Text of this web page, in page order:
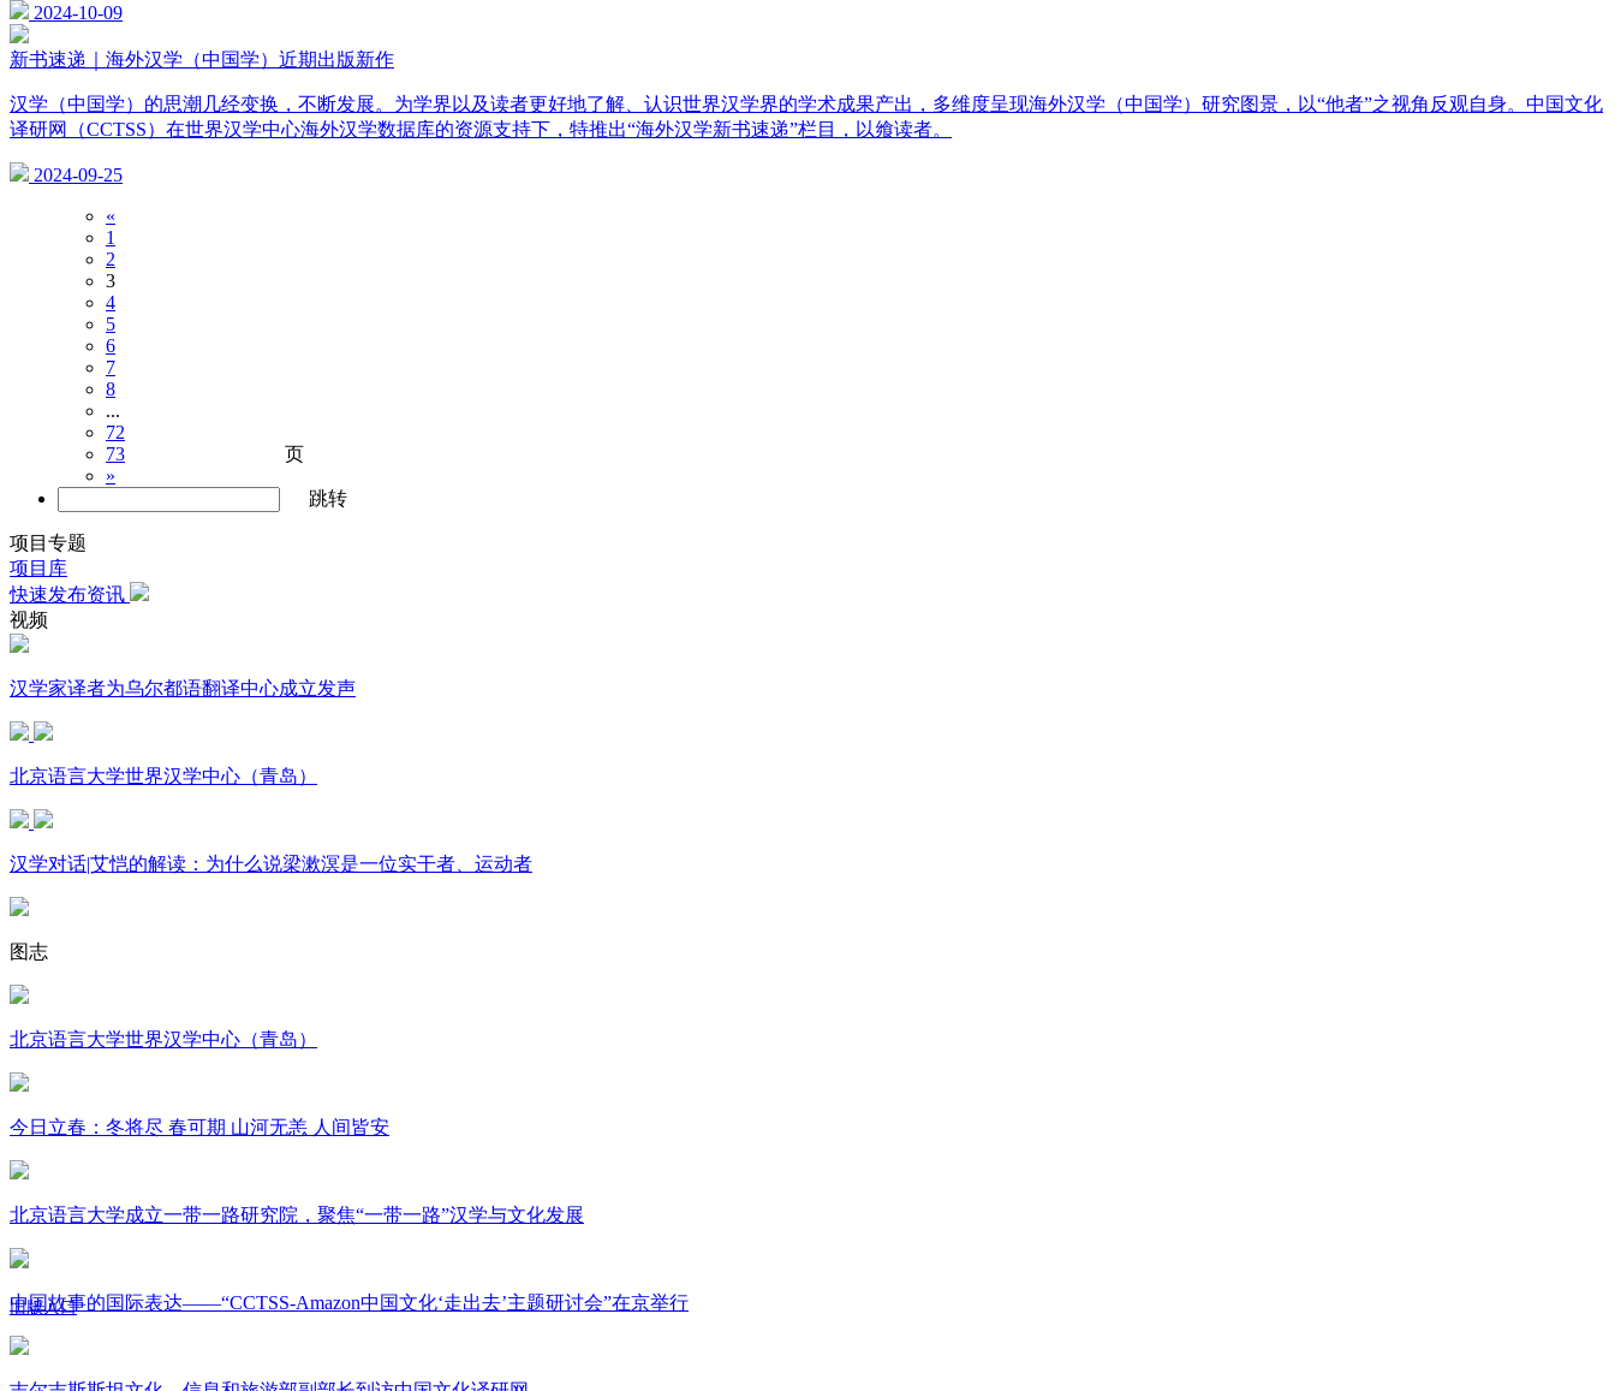
2024-10-09
新书速递｜海外汉学（中国学）近期出版新作
汉学（中国学）的思潮几经变换，不断发展。为学界以及读者更好地了解、认识世界汉学界的学术成果产出，多维度呈现海外汉学（中国学）研究图景，以“他者”之视角反观自身。中国文化
译研网（CCTSS）在世界汉学中心海外汉学数据库的资源支持下，特推出“海外汉学新书速递”栏目，以飨读者。
2024-09-25
«
1
2
3
4
5
6
7
8
...
72
73
»
页
跳转
项目专题
项目库
快速发布资讯
视频
汉学家译者为乌尔都语翻译中心成立发声
北京语言大学世界汉学中心（青岛）
汉学对话|艾恺的解读：为什么说梁漱溟是一位实干者、运动者
图志
北京语言大学世界汉学中心（青岛）
今日立春：冬将尽 春可期 山河无恙 人间皆安
北京语言大学成立一带一路研究院，聚焦“一带一路”汉学与文化发展
中国故事的国际表达——“CCTSS-Amazon中国文化‘走出去’主题研讨会”在京举行
旧版入口
关于我们